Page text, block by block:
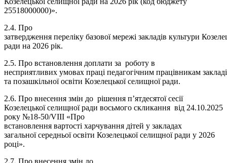
25518000000)».
2.4. Про
затвердження переліку базової мережі закладів культури
ради на 2026 рік.
2.5. Про встановлення доплати за роботу в
несприятливих умовах праці педагогічним працівникам
та позашкільної освіти Козелецької селищної ради.
2.6. Про внесення змін до рішення п’ятдесятої сесії
Козелецької селищної ради восьмого скликання від 24.10.2025
року №18-50/VIII «Про
встановлення вартості харчування дітей у закладах
загальної середньої освіти Козелецької селищної ради у 2026
році».
2.7. Про внесення змін до